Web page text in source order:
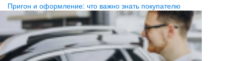
Пригон и оформление: что важно знать покупателю